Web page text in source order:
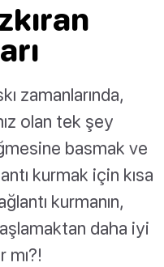
zamanlarında,
olan tek şey
basmak ve
kurmak için kısa
kurmanın,
daha iyi
mı?!